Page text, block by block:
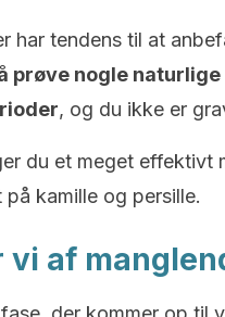
har tendens til at
prøve nogle
, og du ikke er
du et meget effektivt
kamille og persille.
vi af